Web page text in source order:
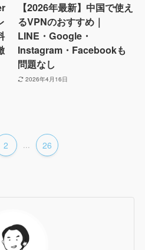
【2026年最新】中国で使え
るVPNのおすすめ｜
LINE・Google・
Instagram・Facebookも
問題なし
2026年4月16日
2 ... 26